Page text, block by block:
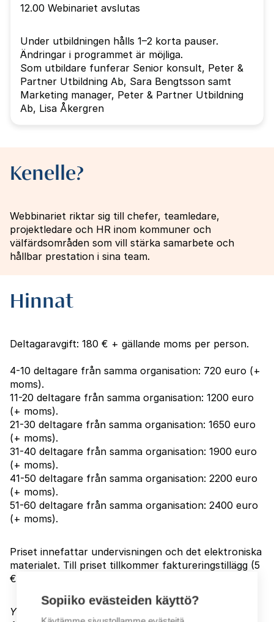
12.00 Webinariet avslutas
Under utbildningen hålls 1–2 korta pauser.
Ändringar i programmet är möjliga.
Som utbildare funferar Senior konsult, Peter &
Partner Utbildning Ab, Sara Bengtsson samt
Marketing manager, Peter & Partner Utbildning
Ab, Lisa Åkergren
Kenelle?
Webbinariet riktar sig till chefer, teamledare,
projektledare och HR inom kommuner och
välfärdsområden som vill stärka samarbete och
hållbar prestation i sina team.
Hinnat
Deltagaravgift: 180 € + gällande moms per person.
4-10 deltagare från samma organisation: 720 euro (+
moms).
11-20 deltagare från samma organisation: 1200 euro
(+ moms).
21-30 deltagare från samma organisation: 1650 euro
(+ moms).
31-40 deltagare från samma organisation: 1900 euro
(+ moms).
41-50 deltagare från samma organisation: 2200 euro
(+ moms).
51-60 deltagare från samma organisation: 2400 euro
(+ moms).
Priset innefattar undervisningen och det elektroniska
materialet. Till priset tillkommer faktureringstillägg (5
€+moms)
Ytterligare information om prissättning:
Sopiiko evästeiden käyttö?